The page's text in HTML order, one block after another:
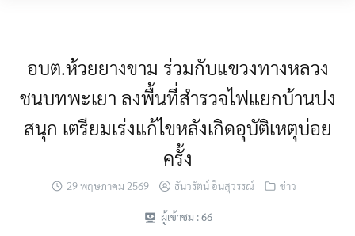
อบต.ห้วยยางขาม ร่วมกับแขวงทางหลวง
ชนบทพะเยา ลงพื้นที่สำรวจไฟแยกบ้านปง
สนุก เตรียมเร่งแก้ไขหลังเกิดอุบัติเหตุบ่อย
ครั้ง
29 พฤษภาคม 2569 ธันวรัตน์ อินสุวรรณ์ ข่าว
ผู้เข้าชม :66